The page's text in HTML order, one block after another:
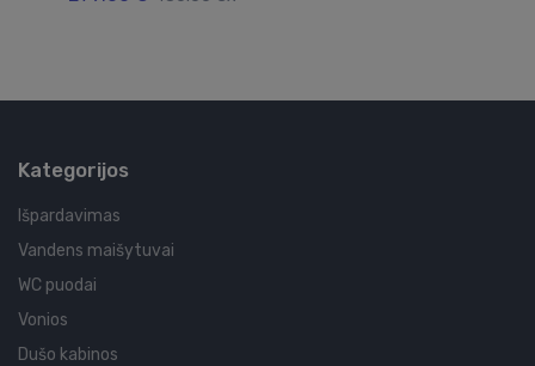
Kategorijos
Išpardavimas
Vandens maišytuvai
WC puodai
Vonios
Dušo kabinos